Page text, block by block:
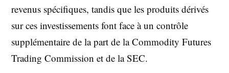
revenus spécifiques, tandis que les produits dérivés
sur ces investissements font face à un contrôle
supplémentaire de la part de la Commodity Futures
Trading Commission et de la SEC.